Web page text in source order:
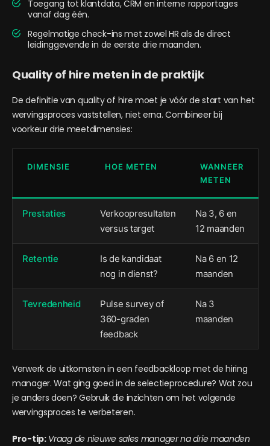
Toegang tot klantdata, CRM en interne rapportages
vanaf dag één.
Regelmatige check-ins met zowel HR als de direct
leidinggevende in de eerste drie maanden.
Quality of hire meten in de praktijk
De definitie van quality of hire moet je vóór de start van het
wervingsproces vaststellen, niet erna. Combineer bij
voorkeur drie meetdimensies:
DIMENSIE HOE METEN
WANNEER
METEN
Prestaties
Verkoopresultaten
versus target
Na 3, 6 en
12 maanden
Retentie
Is de kandidaat
nog in dienst?
Na 6 en 12
maanden
Tevredenheid
Pulse survey of
360-graden
feedback
Na 3
maanden
Verwerk de uitkomsten in een feedbackloop met de hiring
manager. Wat ging goed in de selectieprocedure? Wat zou
je anders doen? Gebruik die inzichten om het volgende
wervingsproces te verbeteren.
Pro-tip: Vraag de nieuwe sales manager na drie maanden